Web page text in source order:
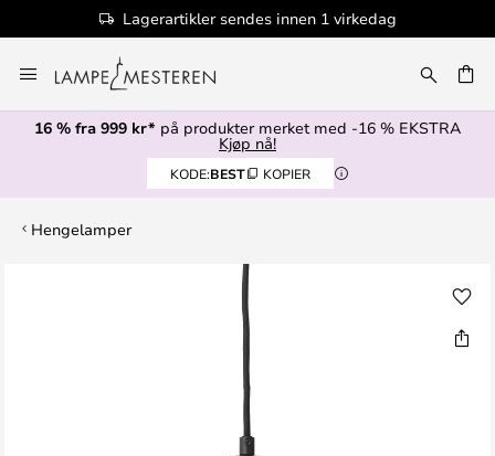
Lagerartikler sendes innen 1 virkedag
til
innhold
16 % fra 999 kr* på produkter merket med -16 % EKSTRA
Kjøp nå!
KODE:BEST KOPIER
Hengelamper